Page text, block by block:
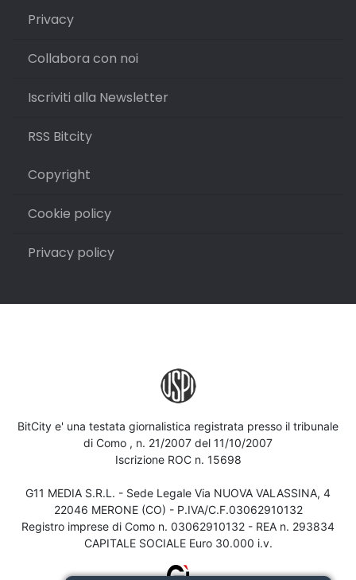
Privacy
Collabora con noi
Iscriviti alla Newsletter
RSS Bitcity
Copyright
Cookie policy
Privacy policy
BitCity e' una testata giornalistica registrata presso il tribunale
di Como , n. 21/2007 del 11/10/2007
Iscrizione ROC n. 15698
G11 MEDIA S.R.L. - Sede Legale Via NUOVA VALASSINA, 4
22046 MERONE (CO) - P.IVA/C.F.03062910132
Registro imprese di Como n. 03062910132 - REA n. 293834
CAPITALE SOCIALE Euro 30.000 i.v.